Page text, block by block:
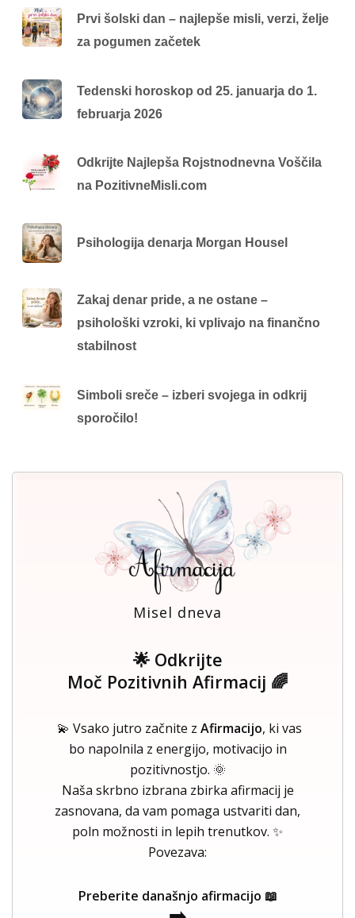
Prvi šolski dan – najlepše misli, verzi, želje
za pogumen začetek
Tedenski horoskop od 25. januarja do 1.
februarja 2026
Odkrijte Najlepša Rojstnodnevna Voščila
na PozitivneMisli.com
Psihologija denarja Morgan Housel
Zakaj denar pride, a ne ostane –
psihološki vzroki, ki vplivajo na finančno
stabilnost
Simboli sreče – izberi svojega in odkrij
sporočilo!
Misel dneva
🌟 Odkrijte
Moč Pozitivnih Afirmacij 🌈
💫 Vsako jutro začnite z Afirmacijo, ki vas
bo napolnila z energijo, motivacijo in
pozitivnostjo. 🌞
Naša skrbno izbrana zbirka afirmacij je
zasnovana, da vam pomaga ustvariti dan,
poln možnosti in lepih trenutkov. ✨
Povezava:
Preberite današnjo afirmacijo 📖